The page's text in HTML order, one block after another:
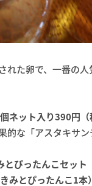
れた卵で、一番の人
ネット入り390円（
的な「アスタキサン
ぴったんこセット
みとぴったんこ1本